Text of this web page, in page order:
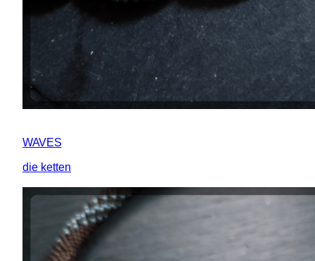
WAVES
die ketten